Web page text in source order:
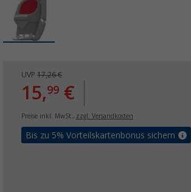
UVP 17,26 €
15,99 €
Preise inkl. MwSt., zzgl. Versandkosten
Bis zu 5% Vorteilskartenbonus sichern